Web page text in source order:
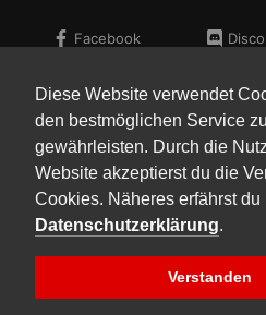
Diese Website verwendet
den bestmöglichen Service zu
gewährleisten. Durch die
Website akzeptierst du die
Cookies. Näheres erfährst du
Datenschutzerklärung.
Verstanden
Facebook
Instagram
Kontakt
Presse
Verein
Copyright © 2017-